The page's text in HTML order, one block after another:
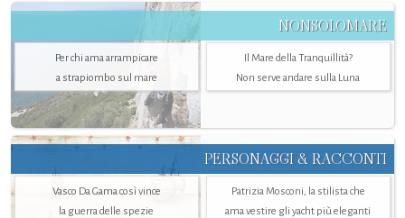
NONSOLOMARE
Per chi ama arrampicare
a strapiombo sul mare
Il Mare della Tranquillità?
Non serve andare sulla Luna
PERSONAGGI & RACCONTI
Vasco Da Gama così vince
la guerra delle spezie
Patrizia Mosconi, la stilista che
ama vestire gli yacht più eleganti